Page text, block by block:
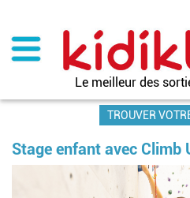
contenu
principal
Le meilleur des
TROUVER
Stage enfant avec Climb